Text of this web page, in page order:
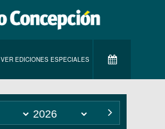
VER EDICIONES ESPECIALES